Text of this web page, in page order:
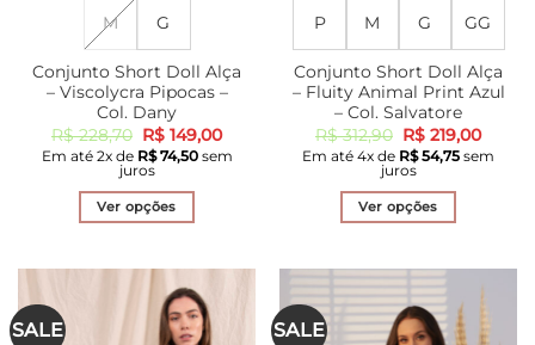
M G
Conjunto Short Doll Alça
– Viscolycra Pipocas –
Col. Dany
R$228,70 O
preço
original
era:
R$ 228,70.
R$ 149,00O
preço
atual
Em até 2x de R$74,50sem
juros
Ver opções
várias
variantes.
P M G GG
Conjunto Short Doll Alça
– Fluity Animal Print Azul
– Col. Salvatore
R$312,90 O
preço
original
era:
R$ 312,90.
R$ 219,00O
preço
atual
Em até 4x de R$54,75 sem
juros
Ver opções
tem
várias
variantes.
SALE SALE